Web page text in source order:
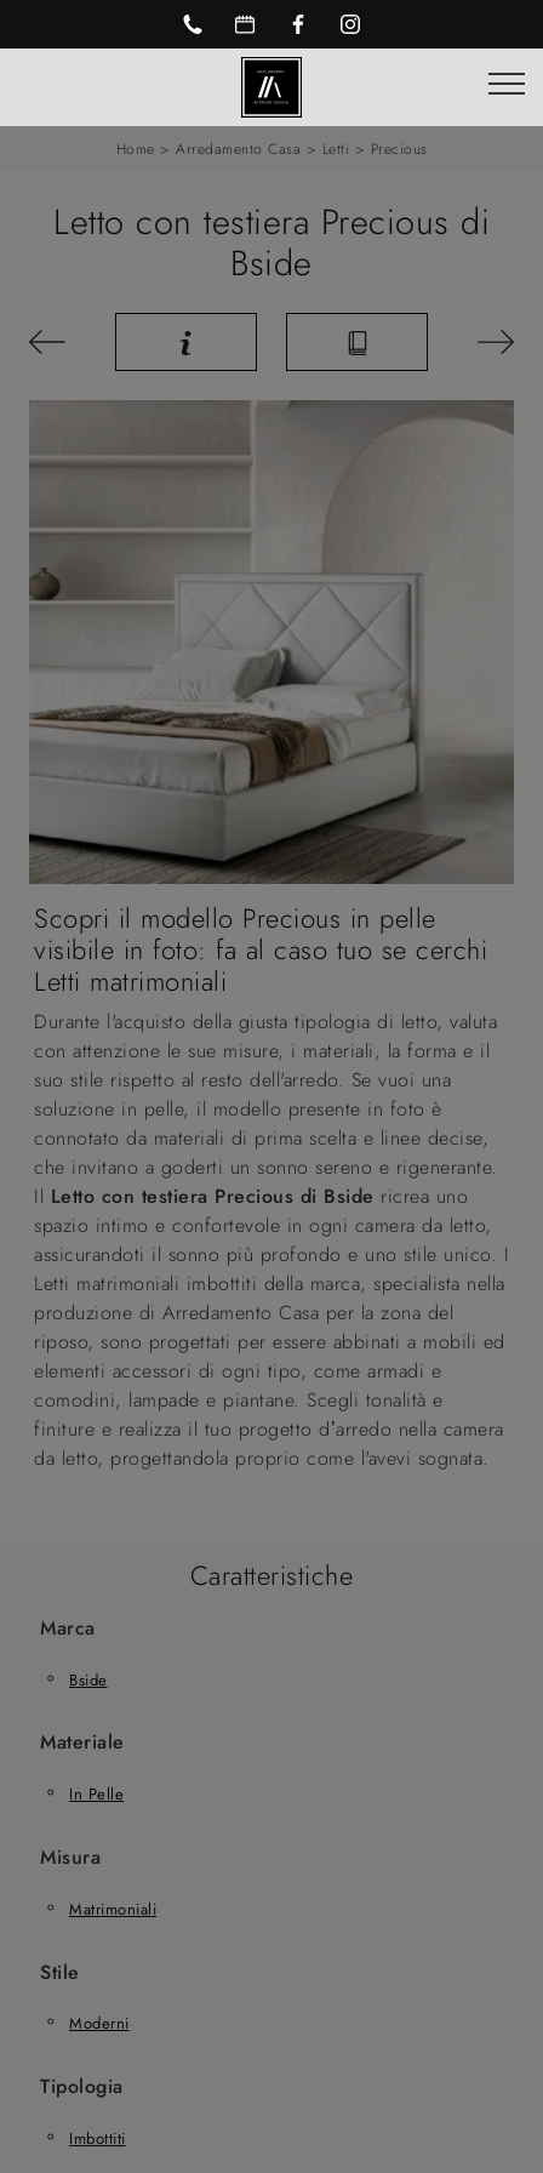
Home > Arredamento Casa > Letti > Precious
Letto con testiera Precious di
Bside
Scopri il modello Precious in pelle
visibile in foto: fa al caso tuo se cerchi
Letti matrimoniali
Durante l'acquisto della giusta tipologia di letto, valuta
con attenzione le sue misure, i materiali, la forma e il
suo stile rispetto al resto dell'arredo. Se vuoi una
soluzione in pelle, il modello presente in foto è
connotato da materiali di prima scelta e linee decise,
che invitano a goderti un sonno sereno e rigenerante.
Il Letto con testiera Precious di Bside ricrea uno
spazio intimo e confortevole in ogni camera da letto,
assicurandoti il sonno più profondo e uno stile unico. I
Letti matrimoniali imbottiti della marca, specialista nella
produzione di Arredamento Casa per la zona del
riposo, sono progettati per essere abbinati a mobili ed
elementi accessori di ogni tipo, come armadi e
comodini, lampade e piantane. Scegli tonalità e
finiture e realizza il tuo progetto d’arredo nella camera
da letto, progettandola proprio come l'avevi sognata.
Caratteristiche
Marca
Bside
Materiale
In Pelle
Misura
Matrimoniali
Stile
Moderni
Tipologia
Imbottiti